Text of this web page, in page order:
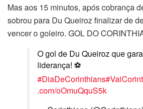
Mas aos 15 minutos, após cobrança
sobrou para Du Queiroz finalizar de
vencer o goleiro. GOL DO
O gol de Du Queiroz que
liderança! ⚽
#DiaDeCorinthians
.com/oOmuQquS5k